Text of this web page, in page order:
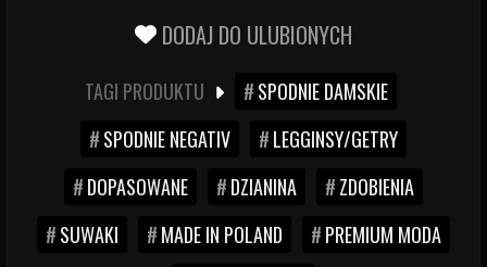
DODAJ DO ULUBIONYCH
TAGI PRODUKTU
SPODNIE DAMSKIE
SPODNIE NEGATIV
LEGGINSY/GETRY
DOPASOWANE
DZIANINA
ZDOBIENIA
SUWAKI
MADE IN POLAND
PREMIUM MODA